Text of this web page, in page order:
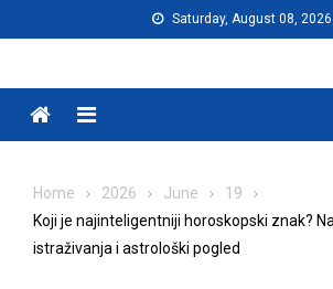
to
Saturday, August 08, 2026
Menu
Home 2026 June
19
Koji je najinteligentniji horoskopski znak?
istraživanja i astrološki pogled